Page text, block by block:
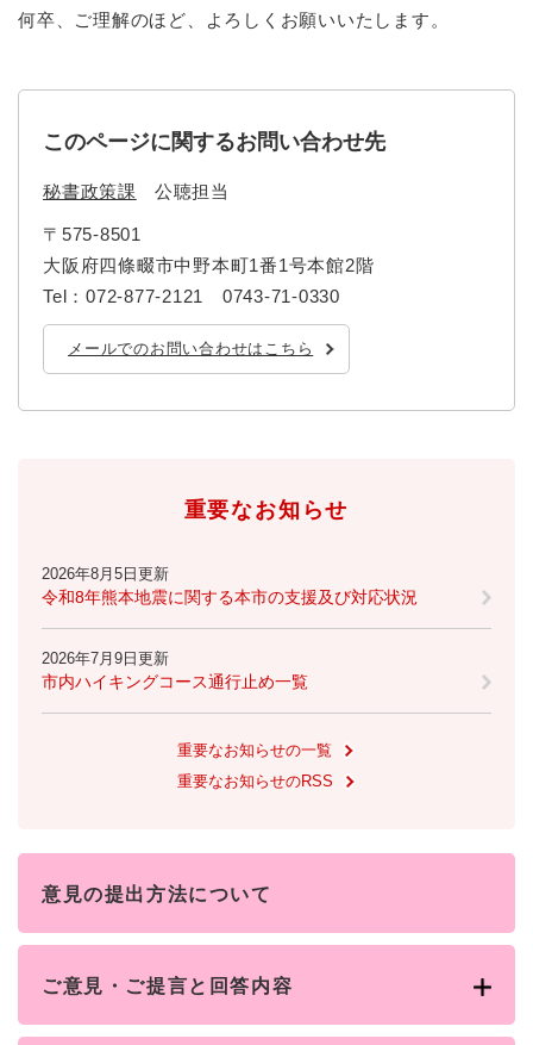
何卒、ご理解のほど、よろしくお願いいたします。
このページに関するお問い合わせ先
秘書政策課 公聴担当
〒575-8501
大阪府四條畷市中野本町1番1号本館2階
Tel：072-877-2121 0743-71-0330
メールでのお問い合わせはこちら
重要なお知らせ
2026年8月5日更新
令和8年熊本地震に関する本市の支援及び対応状況
2026年7月9日更新
市内ハイキングコース通行止め一覧
重要なお知らせの一覧
重要なお知らせのRSS
意見の提出方法について
ご意見・ご提言と回答内容